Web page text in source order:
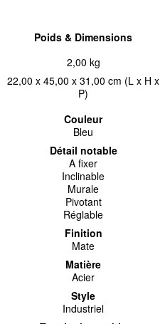
Poids & Dimensions
2,00 kg
22,00 x 45,00 x 31,00 cm (L x H x
P)
Couleur
Bleu
Détail notable
A fixer
Inclinable
Murale
Pivotant
Réglable
Finition
Mate
Matière
Acier
Style
Industriel